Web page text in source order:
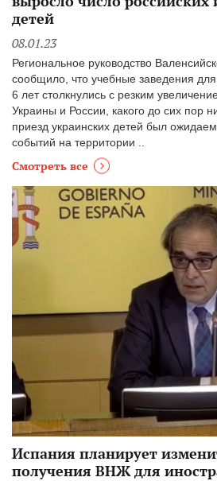
детей
08.01.23
Региональное руководство
сообщило, что учебные заведения
6 лет столкнулись с резким
Украины и России, какого до сих пор
приезд украинских детей был
событий на территории ..
Смотреть все
Испания планирует
получения ВНЖ для